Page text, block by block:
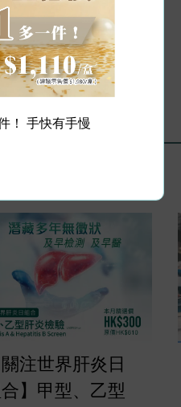
關注世界肝炎日
】甲型、乙型
！ 手快有手慢